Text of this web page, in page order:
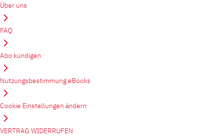
Über uns
FAQ
Abo kündigen
Nutzungsbestimmung eBooks
Cookie Einstellungen ändern
VERTRAG WIDERRUFEN